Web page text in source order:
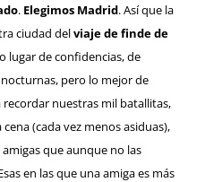
. Elegimos Madrid. Así que la
ciudad delviaje de finde de
lugar de confidencias, de
pero lo mejor de
nuestras mil batallitas,
cena (cada vez menos asiduas),
que aunque no las
en las que una amiga es más